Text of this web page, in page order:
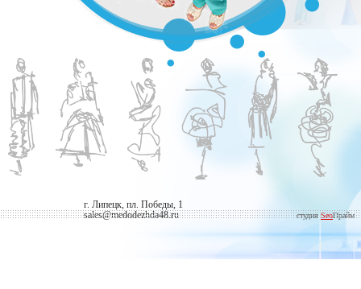
г. Липецк, пл. Победы, 1
sales@medodezhda48.ru
студияSeoПрайм